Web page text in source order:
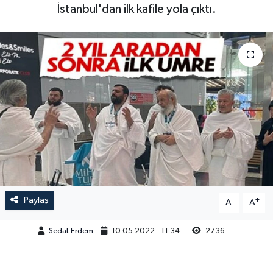
İstanbul'dan ilk kafile yola çıktı.
Paylaş A- A+
Sedat Erdem 10.05.2022 - 11:34 2736
Haber Arşivi